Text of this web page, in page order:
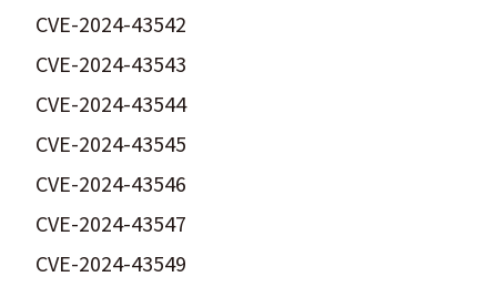
CVE-2024-43542
CVE-2024-43543
CVE-2024-43544
CVE-2024-43545
CVE-2024-43546
CVE-2024-43547
CVE-2024-43549